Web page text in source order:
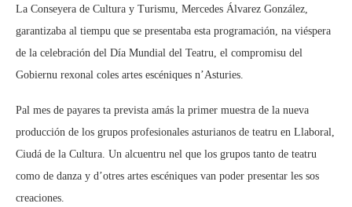
La Conseyera de Cultura y Turismu, Mercedes Álvarez González,
garantizaba al tiempu que se presentaba esta programación, na viéspera
de la celebración del Día Mundial del Teatru, el compromisu del
Gobiernu rexonal coles artes escéniques n’Asturies.
Pal mes de payares ta prevista amás la primer muestra de la nueva
producción de los grupos profesionales asturianos de teatru en Llaboral,
Ciudá de la Cultura. Un alcuentru nel que los grupos tanto de teatru
como de danza y d’otres artes escéniques van poder presentar les sos
creaciones.